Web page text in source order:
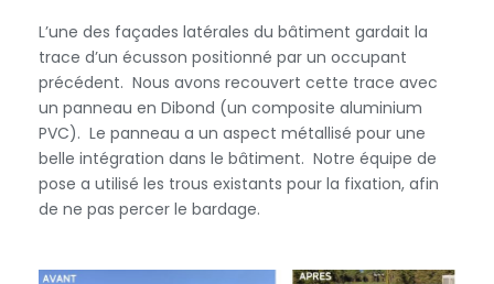
L’une des façades latérales du bâtiment gardait la
trace d’un écusson positionné par un occupant
précédent. Nous avons recouvert cette trace avec
un panneau en Dibond (un composite aluminium
PVC). Le panneau a un aspect métallisé pour une
belle intégration dans le bâtiment. Notre équipe de
pose a utilisé les trous existants pour la fixation, afin
de ne pas percer le bardage.